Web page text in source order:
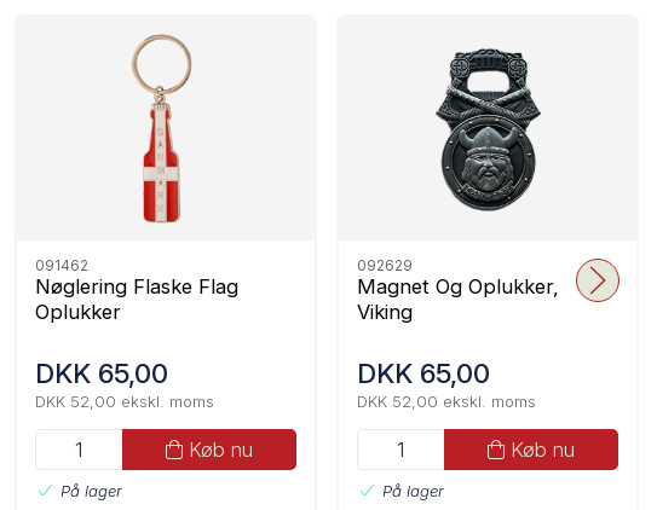
091462
Nøglering Flaske Flag
Oplukker
DKK 65,00
DKK 52,00 ekskl. moms
Køb nu
På lager
092629
Magnet Og Oplukker,
Viking
DKK 65,00
DKK 52,00 ekskl. moms
Køb nu
På lager